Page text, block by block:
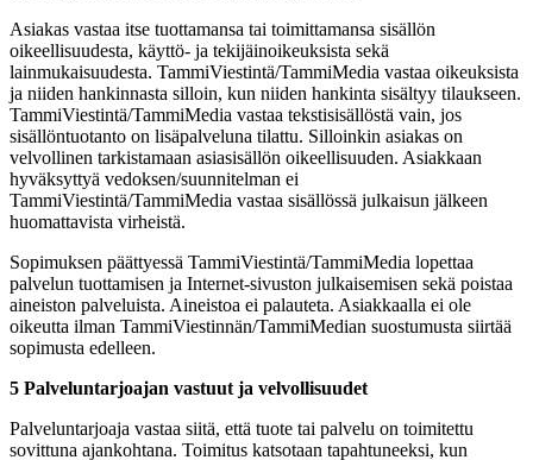
Asiakas vastaa itse tuottamansa tai toimittamansa sisällön
oikeellisuudesta, käyttö- ja tekijäinoikeuksista sekä
lainmukaisuudesta. TammiViestintä/TammiMedia vastaa oikeuksista
ja niiden hankinnasta silloin, kun niiden hankinta sisältyy tilaukseen.
TammiViestintä/TammiMedia vastaa tekstisisällöstä vain, jos
sisällöntuotanto on lisäpalveluna tilattu. Silloinkin asiakas on
velvollinen tarkistamaan asiasisällön oikeellisuuden. Asiakkaan
hyväksyttyä vedoksen/suunnitelman ei
TammiViestintä/TammiMedia vastaa sisällössä julkaisun jälkeen
huomattavista virheistä.
Sopimuksen päättyessä TammiViestintä/TammiMedia lopettaa
palvelun tuottamisen ja Internet-sivuston julkaisemisen sekä poistaa
aineiston palveluista. Aineistoa ei palauteta. Asiakkaalla ei ole
oikeutta ilman TammiViestinnän/TammiMedian suostumusta siirtää
sopimusta edelleen.
5 Palveluntarjoajan vastuut ja velvollisuudet
Palveluntarjoaja vastaa siitä, että tuote tai palvelu on toimitettu
sovittuna ajankohtana. Toimitus katsotaan tapahtuneeksi, kun